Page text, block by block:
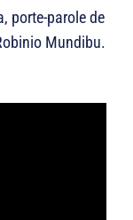
porte-parole de
Mundibu.